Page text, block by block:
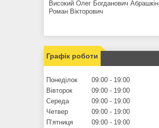
Високий Олег Богданович Абрашкін
Роман Вікторович
Графік роботи
Понеділок 09:00
19:00
Вівторок
09:00
19:00
Середа
09:00
19:00
Четвер
09:00
19:00
Пʼятниця
09:00
19:00